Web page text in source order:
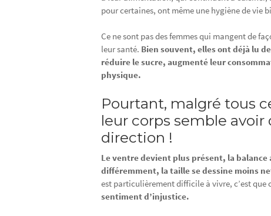
pour certaines, ont même une hygiène de vie
Ce ne sont pas des femmes qui mangent de
leur santé. Bien souvent, elles ont déjà lu
réduire le sucre, augmenté leur
physique.
Pourtant, malgré tous
leur corps semble
direction !
Le ventre devient plus présent, la balance
différemment, la taille se dessine moins
est particulièrement difficile à vivre, c’est que
sentiment d’injustice.